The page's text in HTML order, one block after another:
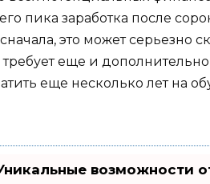
пика заработка после
это может серьезно
еще и
еще несколько лет на
возможности